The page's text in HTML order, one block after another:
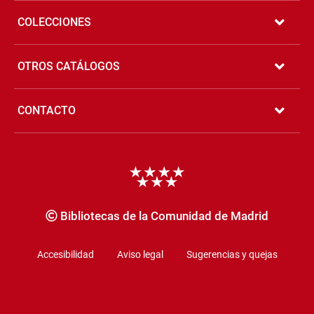
COLECCIONES
OTROS CATÁLOGOS
CONTACTO
Bibliotecas de la Comunidad de Madrid
Accesibilidad Aviso legal Sugerencias y quejas